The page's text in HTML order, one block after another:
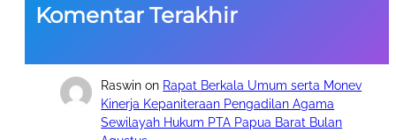
Komentar Terakhir
Raswin on Rapat Berkala Umum serta Monev
Kinerja Kepaniteraan Pengadilan Agama
Sewilayah Hukum PTA Papua Barat Bulan